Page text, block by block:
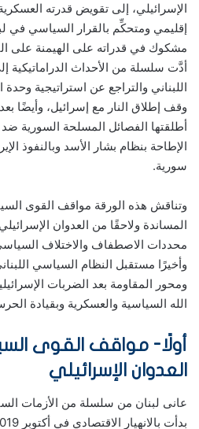
الإسرائيلي، إلى تقويض قدرته
إقليمي ومتحكِّم بالقرار السياسي في
مشكوك في قدراته على الهيمنة على
أدَّت سلسلة من الأحداث الدراماتيكية
اللبناني والتراجع عن استراتيجية
وقف إطلاق النار مع إسرائيل، وأيضًا
أطلقتها الفصائل المسلحة السورية ضد
الإطاحة بنظام بشار الأسد وبالنفوذ
سورية.
وتناقش هذه الورقة مواقف القوى
المساندة ولاحقًا من العدوان
محددات الاصطفاف والاختلاف
وأخيرًا مستقبل النظام السياسي
ومحور المقاومة بعد الضربات
الله السياسية والعسكرية وبقيادة
أولًا- مواقف القوى
العدوان الإسرائيلي
عانى لبنان من سلسلة من الأزمات